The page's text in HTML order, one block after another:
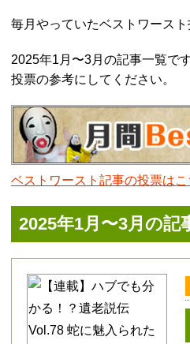
毎月やっていたベストワース
2025年1月〜3月の記事一覧です
投票の参考にしてください。
ベストワースト記事の投票はこ
2025年1月〜3月の記